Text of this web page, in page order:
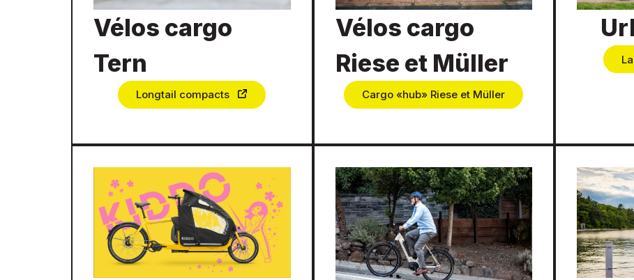
Vélos cargo
Tern
Longtail compacts
Vélos cargo
Riese et Müller
Cargo «hub» Riese et Müller